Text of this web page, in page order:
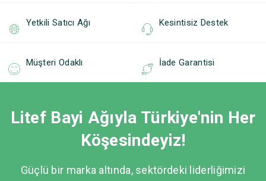
Yetkili Satıcı Ağı Kesintisiz Destek
Müşteri Odaklı İade Garantisi
Litef Bayi Ağıyla Türkiye'nin Her
Köşesindeyiz!
Güçlü bir marka altında, sektördeki liderliğimizi